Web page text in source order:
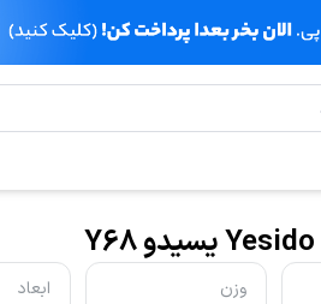
وزن ابعاد